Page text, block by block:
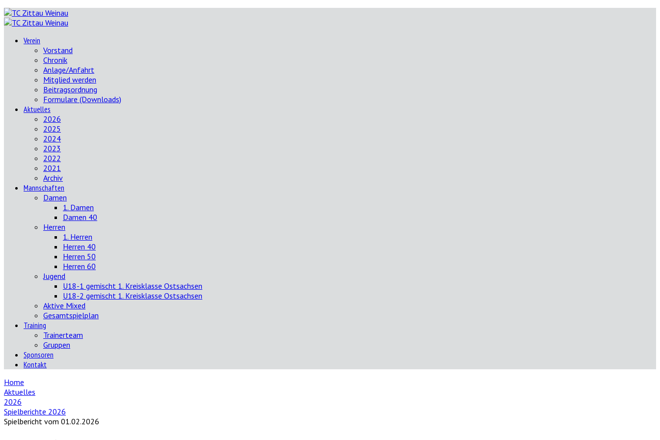
Verein
Vorstand
Chronik
Anlage/Anfahrt
Mitglied werden
Beitragsordnung
Formulare (Downloads)
Aktuelles
2026
2025
2024
2023
2022
2021
Archiv
Mannschaften
Damen
1. Damen
Damen 40
Herren
1. Herren
Herren 40
Herren 50
Herren 60
Jugend
U18-1 gemischt 1. Kreisklasse Ostsachsen
U18-2 gemischt 1. Kreisklasse Ostsachsen
Aktive Mixed
Gesamtspielplan
Training
Trainerteam
Gruppen
Sponsoren
Kontakt
Home
Aktuelles
2026
Spielberichte 2026
Spielbericht vom 01.02.2026